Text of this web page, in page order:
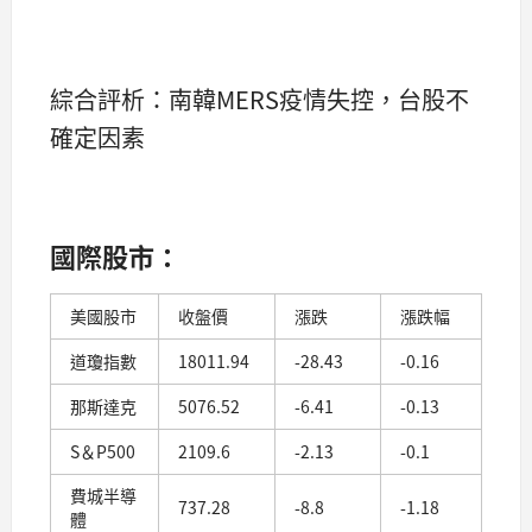
綜合評析：南韓MERS疫情失控，台股不
確定因素
國際股市：
美國股市 收盤價 漲跌
漲跌幅
道瓊指數
18011.94 -28.43
-0.16
那斯達克
5076.52 -6.41
-0.13
S＆P500
2109.6 -2.13
-0.1
費城半導
體
737.28 -8.8 -1.18